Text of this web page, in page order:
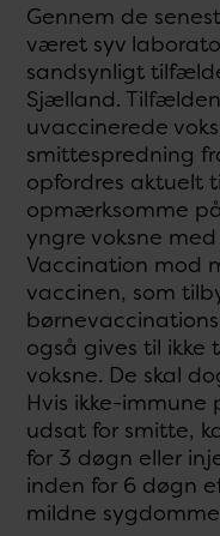
Gennem de
været syv
sandsynligt
Sjælland.
uvaccinerede
smittespredning
opfordres aktuelt
opmærksomme
yngre voksne
Vaccination mod
vaccinen, som
også gives til ikke
voksne. De skal
Hvis ikke-
udsat for smitte,
for 3 døgn eller
inden for 6 døgn
mildne